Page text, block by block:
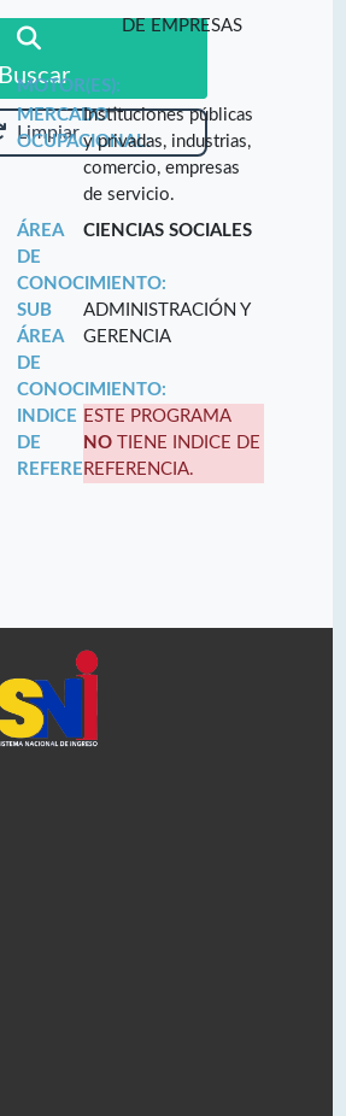
Buscar
Limpiar
DE EMPRESAS
MOTOR(ES):
MERCADO
OCUPACIONAL:
Instituciones públicas
y privadas, industrias,
comercio, empresas
de servicio.
ÁREA
DE
CONOCIMIENTO:
CIENCIAS SOCIALES
SUB
ÁREA
DE
CONOCIMIENTO:
ADMINISTRACIÓN Y
GERENCIA
INDICE
DE
REFERENCIA:
ESTE PROGRAMA
NO TIENE INDICE DE
REFERENCIA.